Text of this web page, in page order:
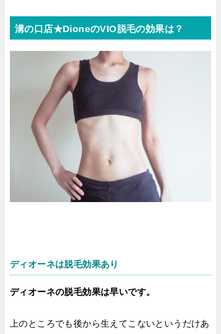
溝の口店★DioneのVIO脱毛の効果は？
ディオーネは脱毛効果あり
ディオーネの脱毛効果は早いです。
上のところでも後から生えてこないというだけあ